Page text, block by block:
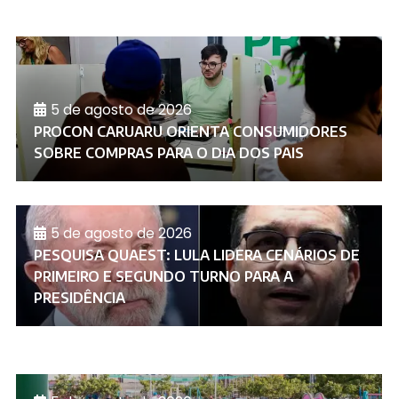
5 de agosto de 2026
PROCON CARUARU ORIENTA CONSUMIDORES
SOBRE COMPRAS PARA O DIA DOS PAIS
5 de agosto de 2026
PESQUISA QUAEST: LULA LIDERA CENÁRIOS DE
PRIMEIRO E SEGUNDO TURNO PARA A
PRESIDÊNCIA